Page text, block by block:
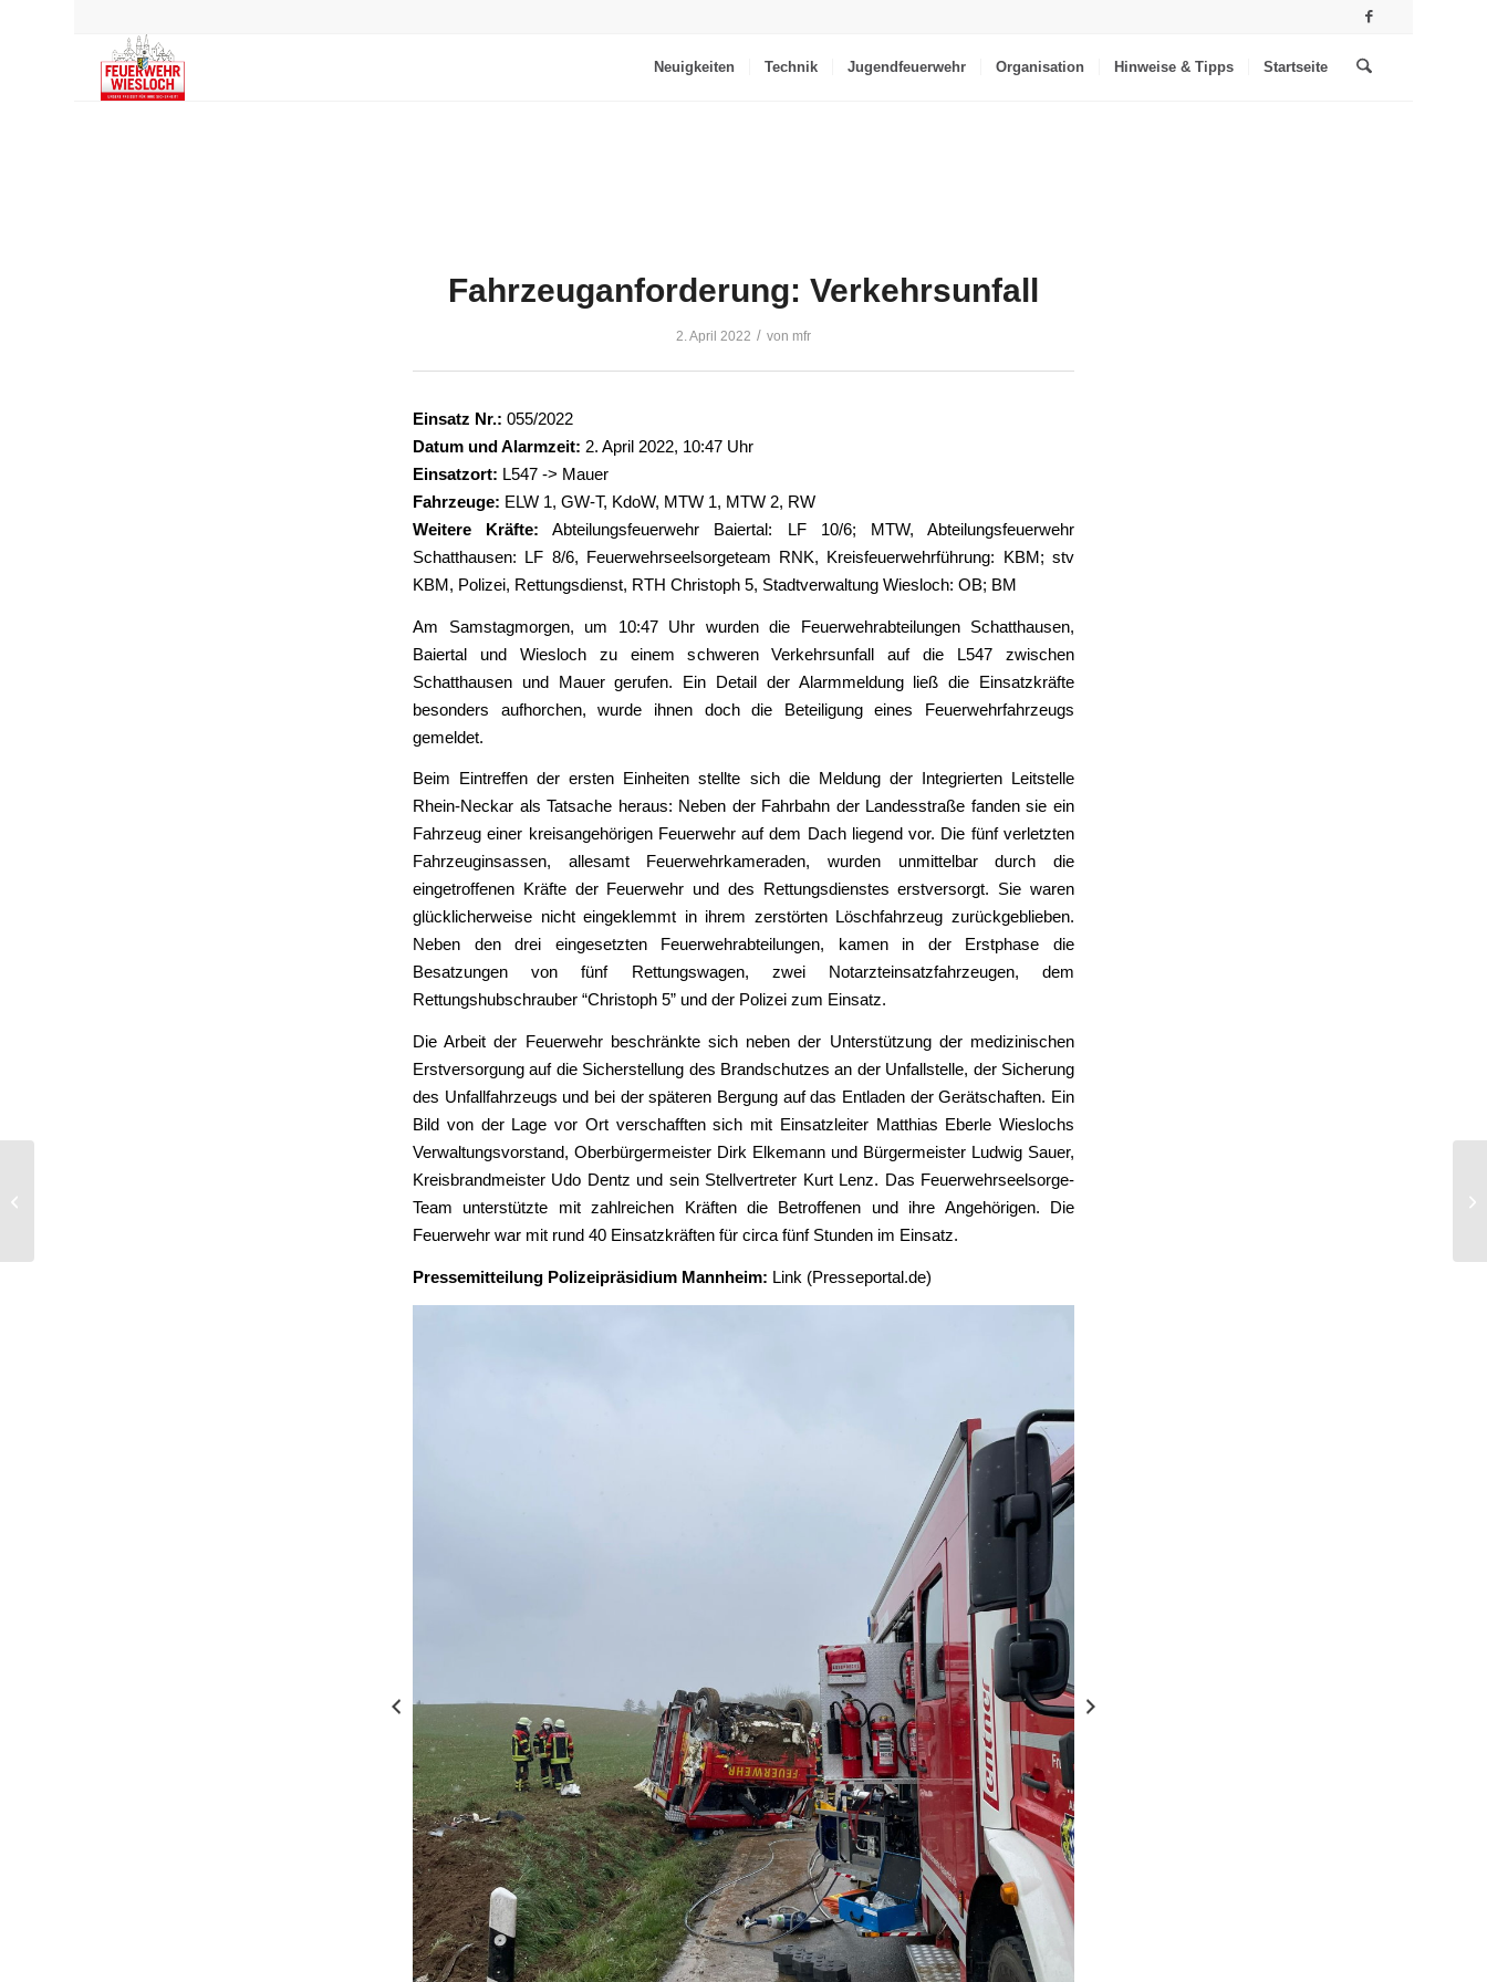
Neuigkeiten Technik Jugendfeuerwehr Organisation Hinweise & Tipps Startseite
Fahrzeuganforderung: Verkehrsunfall
2. April 2022 / von mfr
Einsatz Nr.: 055/2022
Datum und Alarmzeit: 2. April 2022, 10:47 Uhr
Einsatzort: L547 -> Mauer
Fahrzeuge: ELW 1, GW-T, KdoW, MTW 1, MTW 2, RW
Weitere Kräfte: Abteilungsfeuerwehr Baiertal: LF 10/6; MTW, Abteilungsfeuerwehr
Schatthausen: LF 8/6, Feuerwehrseelsorgeteam RNK, Kreisfeuerwehrführung: KBM; stv
KBM, Polizei, Rettungsdienst, RTH Christoph 5, Stadtverwaltung Wiesloch: OB; BM
Am Samstagmorgen, um 10:47 Uhr wurden die Feuerwehrabteilungen Schatthausen,
Baiertal und Wiesloch zu einem schweren Verkehrsunfall auf die L547 zwischen
Schatthausen und Mauer gerufen. Ein Detail der Alarmmeldung ließ die Einsatzkräfte
besonders aufhorchen, wurde ihnen doch die Beteiligung eines Feuerwehrfahrzeugs
gemeldet.
Beim Eintreffen der ersten Einheiten stellte sich die Meldung der Integrierten Leitstelle
Rhein-Neckar als Tatsache heraus: Neben der Fahrbahn der Landesstraße fanden sie ein
Fahrzeug einer kreisangehörigen Feuerwehr auf dem Dach liegend vor. Die fünf verletzten
Fahrzeuginsassen, allesamt Feuerwehrkameraden, wurden unmittelbar durch die
eingetroffenen Kräfte der Feuerwehr und des Rettungsdienstes erstversorgt. Sie waren
glücklicherweise nicht eingeklemmt in ihrem zerstörten Löschfahrzeug zurückgeblieben.
Neben den drei eingesetzten Feuerwehrabteilungen, kamen in der Erstphase die
Besatzungen von fünf Rettungswagen, zwei Notarzteinsatzfahrzeugen, dem
Rettungshubschrauber “Christoph 5” und der Polizei zum Einsatz.
Die Arbeit der Feuerwehr beschränkte sich neben der Unterstützung der medizinischen
Erstversorgung auf die Sicherstellung des Brandschutzes an der Unfallstelle, der Sicherung
des Unfallfahrzeugs und bei der späteren Bergung auf das Entladen der Gerätschaften. Ein
Bild von der Lage vor Ort verschafften sich mit Einsatzleiter Matthias Eberle Wieslochs
Verwaltungsvorstand, Oberbürgermeister Dirk Elkemann und Bürgermeister Ludwig Sauer,
Kreisbrandmeister Udo Dentz und sein Stellvertreter Kurt Lenz. Das Feuerwehrseelsorge-
Team unterstützte mit zahlreichen Kräften die Betroffenen und ihre Angehörigen. Die
Feuerwehr war mit rund 40 Einsatzkräften für circa fünf Stunden im Einsatz.
Pressemitteilung Polizeipräsidium Mannheim: Link (Presseportal.de)